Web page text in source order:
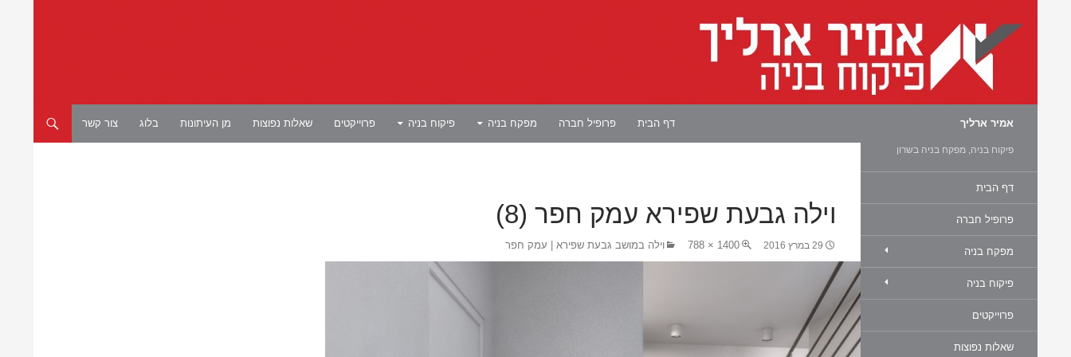
אמיר ארליך
דף הבית
פרופיל חברה מפקח בניה פיקוח בניה פרוייקטים שאלות נפוצות מן העיתונות בלוג צור קשר
וילה גבעת שפירא עמק חפר (8)
29 במרץ 2016 1400 × 788 וילה במושב גבעת שפירא | עמק חפר
פיקוח בניה, מפקח בניה בשרון
דף הבית
פרופיל חברה
מפקח בניה
פיקוח בניה
פרוייקטים
שאלות נפוצות